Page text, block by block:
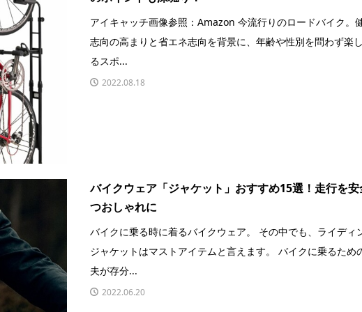
アイキャッチ画像参照：Amazon 今流行りのロードバイク。
志向の高まりと省エネ志向を背景に、年齢や性別を問わず楽
るスポ...
2022.08.18
バイクウェア「ジャケット」おすすめ15選！走行を
つおしゃれに
バイクに乗る時に着るバイクウェア。 その中でも、ライディ
ジャケットはマストアイテムと言えます。 バイクに乗るため
夫が存分...
2022.06.20